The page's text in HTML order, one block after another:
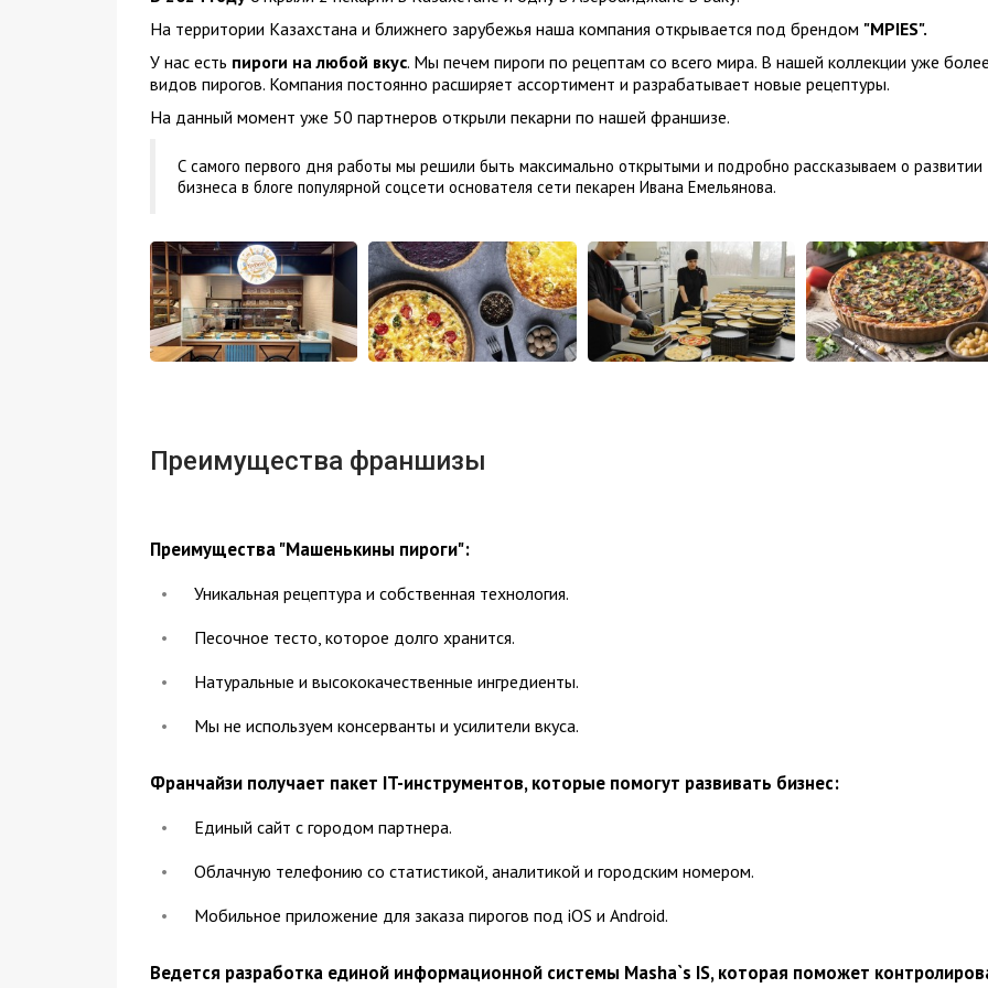
На территории Казахстана и ближнего зарубежья наша компания открывается под брендом "MPIES".
У нас есть пироги на любой вкус. Мы печем пироги по рецептам со всего мира. В нашей коллекции уже
видов пирогов. Компания постоянно расширяет ассортимент и разрабатывает новые рецептуры.
На данный момент уже 50 партнеров открыли пекарни по нашей франшизе.
С самого первого дня работы мы решили быть максимально открытыми и подробно рассказываем о развитии
бизнеса в блоге популярной соцсети основателя сети пекарен Ивана Емельянова.
Преимущества франшизы
Преимущества "Машенькины пироги":
Уникальная рецептура и собственная технология.
Песочное тесто, которое долго хранится.
Натуральные и высококачественные ингредиенты.
Мы не используем консерванты и усилители вкуса.
Франчайзи получает пакет IT-инструментов, которые помогут развивать бизнес:
Единый сайт с городом партнера.
Облачную телефонию со статистикой, аналитикой и городским номером.
Мобильное приложение для заказа пирогов под iOS и Android.
Ведется разработка единой информационной системы Masha`s IS, которая поможет